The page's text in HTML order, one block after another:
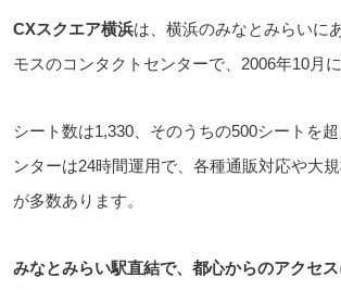
CXスクエア横浜は、横浜のみなとみらいに
モスのコンタクトセンターで、2006年10月
シート数は1,330、そのうちの500シートを
ンターは24時間運用で、各種通販対応や大
が多数あります。
みなとみらい駅直結で、都心からのアクセ